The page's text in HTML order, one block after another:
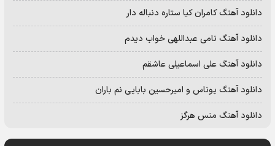
دانلود آهنگ کامران کیا ستاره دنباله دار
دانلود آهنگ نامی عبداللهی خواب دیدم
دانلود آهنگ علی اسماعیلی عاشقم
دانلود آهنگ یوناس و امیرحسین بابایی نم باران
دانلود آهنگ منس هرگز